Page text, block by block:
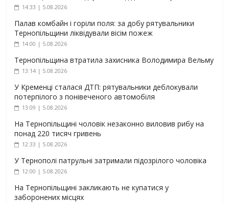
14:33 | 5.08.2026
Палав комбайн і горіли поля: за добу рятувальники
Тернопільщини ліквідували вісім пожеж
14:00 | 5.08.2026
Тернопільщина втратила захисника Володимира Вельму
13:14 | 5.08.2026
У Кременці сталася ДТП: рятувальники деблокували
потерпілого з понівеченого автомобіля
13:09 | 5.08.2026
На Тернопільщині чоловік незаконно виловив рибу на
понад 220 тисяч гривень
12:33 | 5.08.2026
У Тернополі патрульні затримали підозрілого чоловіка
12:00 | 5.08.2026
На Тернопільщині закликають не купатися у
заборонених місцях